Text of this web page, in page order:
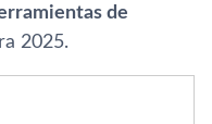
de
2025.